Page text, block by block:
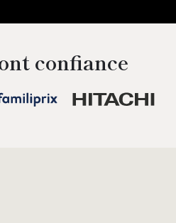
confiance